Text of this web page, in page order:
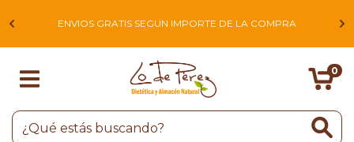
ENVIOS GRATIS SEGUN IMPORTE DE LA COMPRA
0